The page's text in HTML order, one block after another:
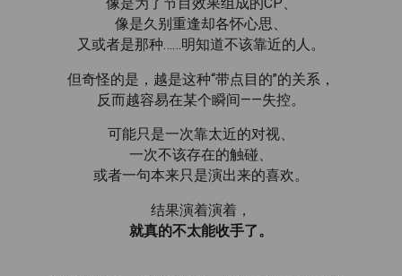
像是久别重逢却各怀心思、
又或者是那种……明知道不该靠近的人。
但奇怪的是，越是这种“带点目的”的关系，
反而越容易在某个瞬间——失控。
可能只是一次靠太近的对视、
一次不该存在的触碰、
或者一句本来只是演出来的喜欢。
结果演着演着，
就真的不太能收手了。